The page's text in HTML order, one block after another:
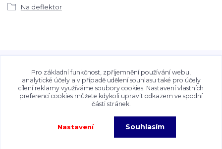
Na deflektor
obsah zveřejněný na stránkách Talocan.cz a
CeskeSamolepky.cz jsou chráněny autorským právem. Jejich
použití bez předchozího písemného souhlasu provozovatele
je zakázáno.
Pro základní funkčnost, zpříjemnění používání webu,
analytické účely a v případě udělení souhlasu také pro účely
cílení reklamy využíváme soubory cookies. Nastavení vlastních
preferencí cookies můžete kdykoli upravit odkazem ve spodní
části stránek.
Nastavení Souhlasím